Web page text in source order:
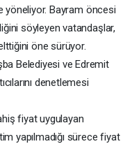
yöneliyor. Bayram öncesi
söyleyen vatandaşlar,
öne sürüyor.
Belediyesi ve Edremit
denetlemesi
fiyat uygulayan
yapılmadığı sürece fiyat